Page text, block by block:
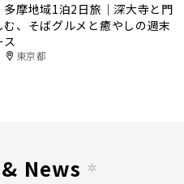
多摩地域1泊2日旅｜深大寺と門
む、そばグルメと癒やしの週末
ス
東京都
News